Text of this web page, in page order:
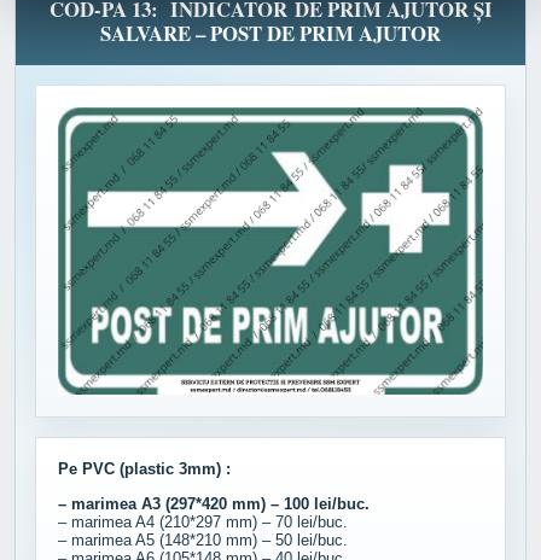
COD-PA 13: INDICATOR DE PRIM AJUTOR ȘI
SALVARE – POST DE PRIM AJUTOR
Pe PVC (plastic 3mm) :
– marimea A3 (297*420 mm) – 100 lei/buc.
– marimea A4 (210*297 mm) – 70 lei/buc.
– marimea A5 (148*210 mm) – 50 lei/buc.